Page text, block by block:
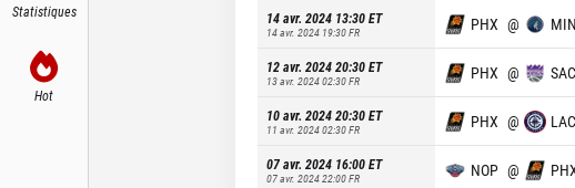
Statistiques
Hot
14 avr. 2024 13:30ET
14 avr. 2024 19:30FR PHX @ MIN
12 avr. 2024 20:30ET
13 avr. 2024 02:30FR PHX @ SAC
10 avr. 2024 20:30ET
11 avr. 2024 02:30FR PHX @ LAC
07 avr. 2024 16:00ET
07 avr. 2024 22:00FR NOP @